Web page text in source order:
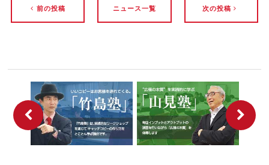
前の投稿 ニュース一覧 次の投稿